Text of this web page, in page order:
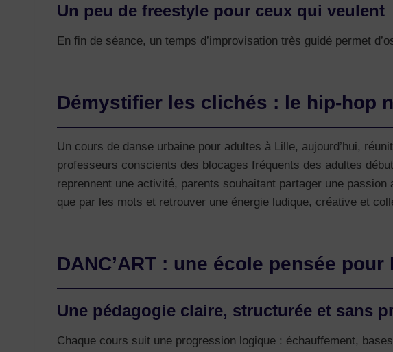
Un peu de freestyle pour ceux qui veulent
En fin de séance, un temps d’improvisation très guidé permet
Démystifier les clichés : le hip-hop
Un cours de danse urbaine pour adultes à Lille, aujourd’hui,
professeurs conscients des blocages fréquents des adultes
reprennent une activité, parents souhaitant partager une
que par les mots et retrouver une énergie ludique, créative et
DANC’ART : une école pensée
Une pédagogie claire, structurée et sans
Chaque cours suit une progression logique : échauffement,